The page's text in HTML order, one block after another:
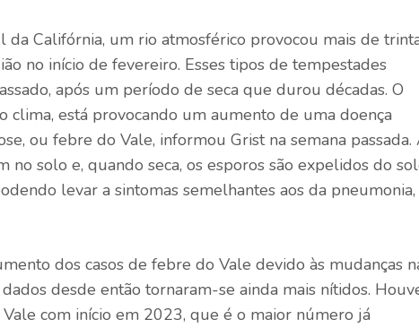
da Califórnia, um rio atmosférico provocou mais de
no início de fevereiro. Esses tipos de tempestades
após um período de seca que durou décadas. O
clima, está provocando um aumento de uma doença
ou febre do Vale, informou Grist na semana passada.
solo e, quando seca, os esporos são expelidos do
levar a sintomas semelhantes aos da pneumonia,
dos casos de febre do Vale devido às mudanças
desde então tornaram-se ainda mais nítidos.
com início em 2023, que é o maior número já